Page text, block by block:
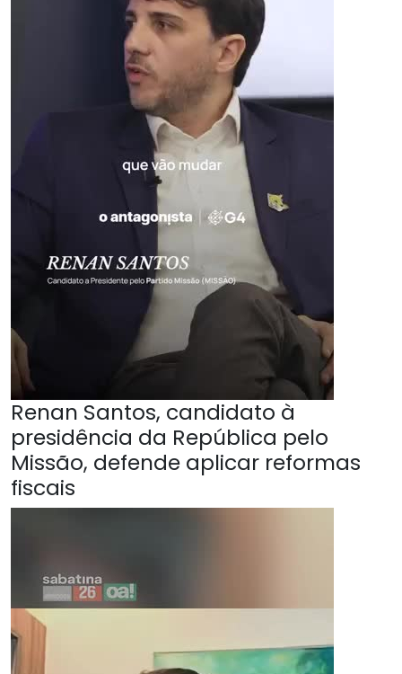
Renan Santos, candidato à
presidência da República pelo
Missão, defende aplicar reformas
fiscais